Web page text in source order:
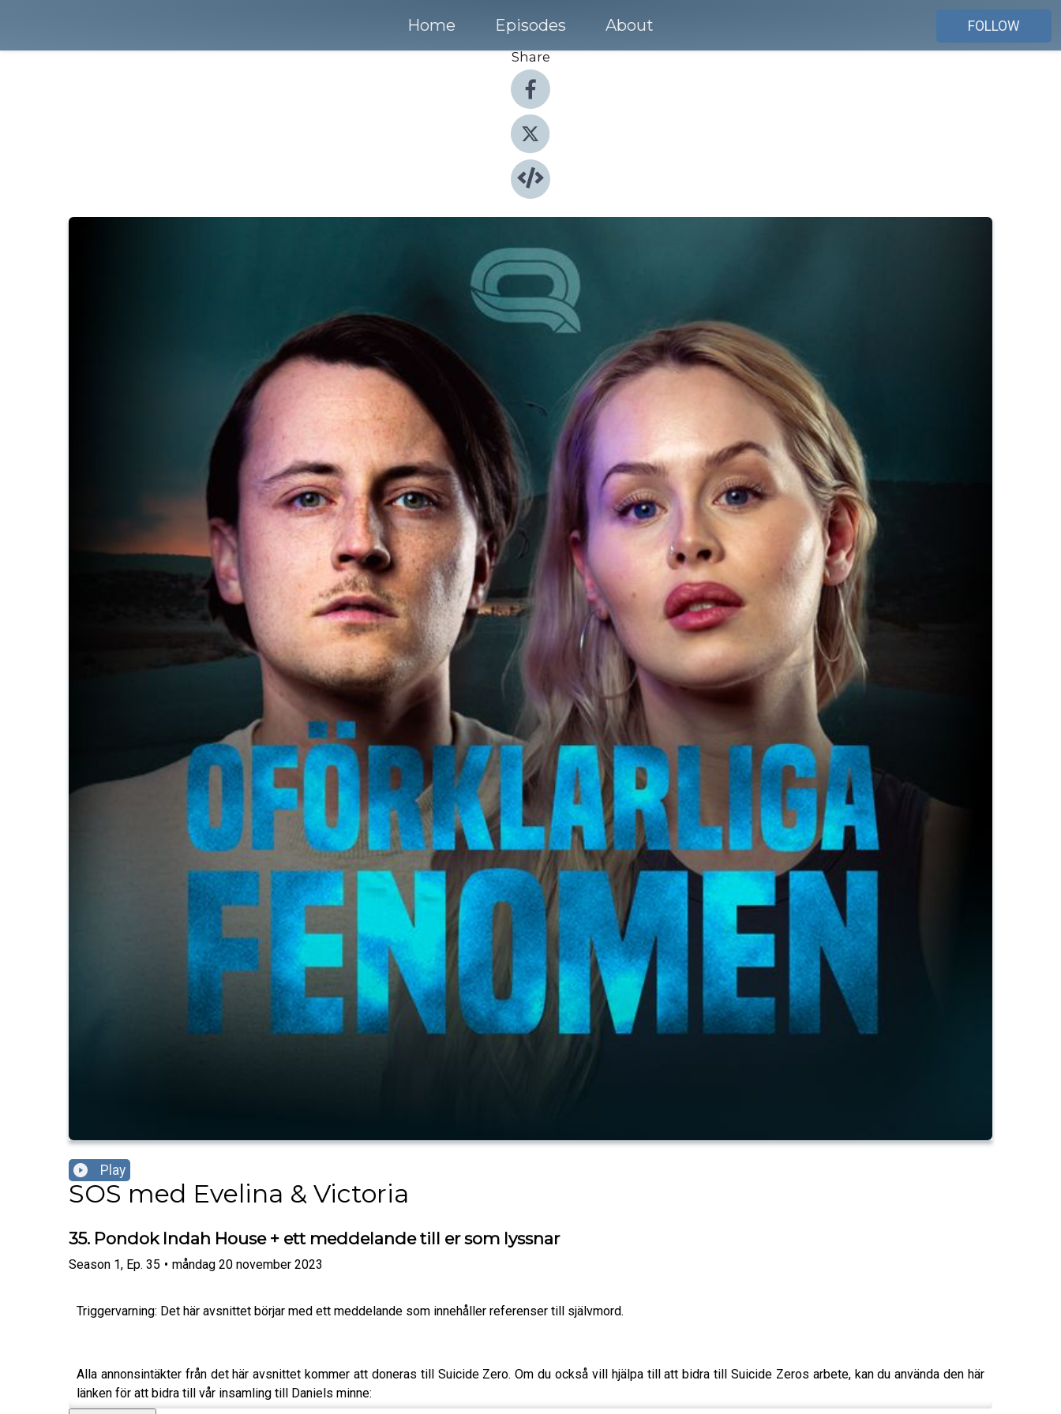
Home Episodes About
FOLLOW
Share
Play
SOS med Evelina & Victoria
35. Pondok Indah House + ett meddelande till er som lyssnar
Season 1, Ep. 35 • måndag 20 november 2023
Triggervarning: Det här avsnittet börjar med ett meddelande som innehåller referenser till självmord.
Alla annonsintäkter från det här avsnittet kommer att doneras till Suicide Zero. Om du också vill hjälpa till att bidra till Suicide Zeros arbete, kan du använda den här
länken för att bidra till vår insamling till Daniels minne: